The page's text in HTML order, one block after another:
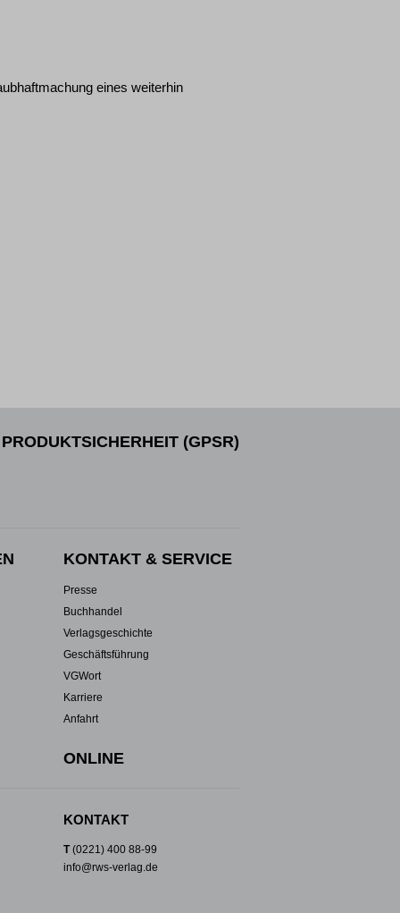
eines weiterhin
PRODUKTSICHERHEIT (GPSR)
KONTAKT & SERVICE
Presse
Buchhandel
Verlagsgeschichte
Geschäftsführung
VGWort
Karriere
Anfahrt
ONLINE
KONTAKT
T(0221) 400 88-99
info@rws-verlag.de